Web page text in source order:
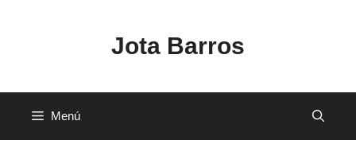
Jota Barros
Menú